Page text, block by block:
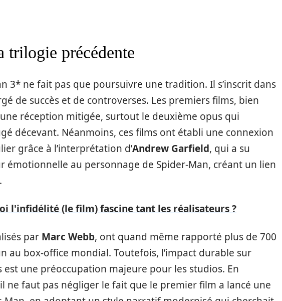
trilogie précédente
3* ne fait pas que poursuivre une tradition. Il s’inscrit dans
de succès et de controverses. Les premiers films, bien
réception mitigée, surtout le deuxième opus qui
décevant. Néanmoins, ces films ont établi une connexion
grâce à l’interprétation d’Andrew Garfield, qui a su
au personnage de Spider-Man, créant un lien
l'infidélité (le film) fascine tant les réalisateurs ?
par Marc Webb, ont quand même rapporté plus de 700
au box-office mondial. Toutefois, l’impact durable sur
est une préoccupation majeure pour les studios. En
ne faut pas négliger le fait que le premier film a lancé une